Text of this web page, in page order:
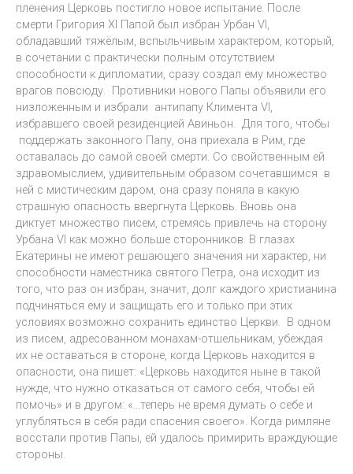
пленения Церковь постигло новое испытание. После
смерти Григория XI Папой был избран Урбан VI,
обладавший тяжёлым, вспыльчивым характером, который,
в сочетании с практически полным отсутствием
способности к дипломатии, сразу создал ему множество
врагов повсюду. Противники нового Папы объявили его
низложенным и избрали антипапу Климента VI,
избравшего своей резиденцией Авиньон. Для того, чтобы
поддержать законного Папу, она приехала в Рим, где
оставалась до самой своей смерти. Со свойственным ей
здравомыслием, удивительным образом сочетавшимся в
ней с мистическим даром, она сразу поняла в какую
страшную опасность ввергнута Церковь. Вновь она
диктует множество писем, стремясь привлечь на сторону
Урбана VI как можно больше сторонников. В глазах
Екатерины не имеют решающего значения ни характер, ни
способности наместника святого Петра, она исходит из
того, что раз он избран, значит, долг каждого христианина
подчиняться ему и защищать его и только при этих
условиях возможно сохранить единство Церкви. В одном
из писем, адресованном монахам-отшельникам, убеждая
их не оставаться в стороне, когда Церковь находится в
опасности, она пишет: «Церковь находится ныне в такой
нужде, что нужно отказаться от самого себя, чтобы ей
помочь» и в другом: «…теперь не время думать о себе и
углубляться в себя ради спасения своего». Когда римляне
восстали против Папы, ей удалось примирить враждующие
стороны.